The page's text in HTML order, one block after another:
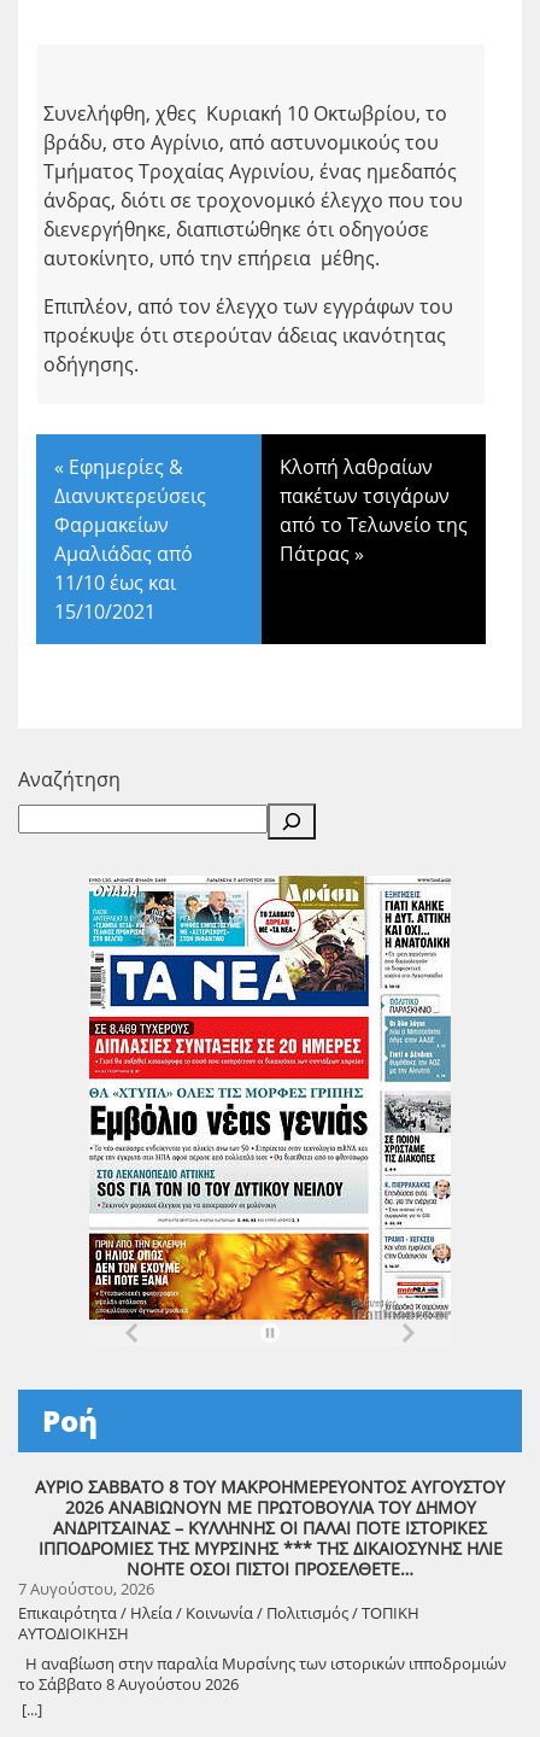
Συνελήφθη, χθες Κυριακή 10 Οκτωβρίου, το
βράδυ, στο Αγρίνιο, από αστυνομικούς του
Τμήματος Τροχαίας Αγρινίου, ένας ημεδαπός
άνδρας, διότι σε τροχονομικό έλεγχο που του
διενεργήθηκε, διαπιστώθηκε ότι οδηγούσε
αυτοκίνητο, υπό την επήρεια μέθης.
Επιπλέον, από τον έλεγχο των εγγράφων του
προέκυψε ότι στερούταν άδειας ικανότητας
οδήγησης.
« Εφημερίες &
Διανυκτερεύσεις
Φαρμακείων
Αμαλιάδας από
11/10 έως και
15/10/2021
Κλοπή λαθραίων
πακέτων τσιγάρων
από το Τελωνείο της
Πάτρας»
Αναζήτηση
Ροή
ΑΥΡΙΟ ΣΑΒΒΑΤΟ 8 ΤΟΥ ΜΑΚΡΟΗΜΕΡΕΥΟΝΤΟΣ ΑΥΓΟΥΣΤΟΥ
2026 ΑΝΑΒΙΩΝΟΥΝ ΜΕ ΠΡΩΤΟΒΟΥΛΙΑ ΤΟΥ ΔΗΜΟΥ
ΑΝΔΡΙΤΣΑΙΝΑΣ – ΚΥΛΛΗΝΗΣ ΟΙ ΠΑΛΑΙ ΠΟΤΕ ΙΣΤΟΡΙΚΕΣ
ΙΠΠΟΔΡΟΜΙΕΣ ΤΗΣ ΜΥΡΣΙΝΗΣ *** ΤΗΣ ΔΙΚΑΙΟΣΥΝΗΣ ΗΛΙΕ
ΝΟΗΤΕ ΟΣΟΙ ΠΙΣΤΟΙ ΠΡΟΣΕΛΘΕΤΕ…
7 Αυγούστου, 2026
Επικαιρότητα / Ηλεία / Κοινωνία / Πολιτισμός / ΤΟΠΙΚΗ
ΑΥΤΟΔΙΟΙΚΗΣΗ
Η αναβίωση στην παραλία Μυρσίνης των ιστορικών ιπποδρομιών
το Σάββατο 8 Αυγούστου 2026
[...]